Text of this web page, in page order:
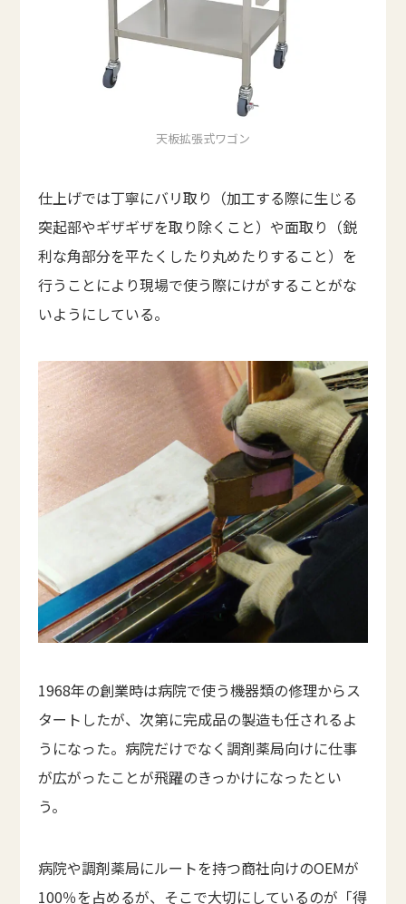
天板拡張式ワゴン
仕上げでは丁寧にバリ取り（加工する際に生じる
突起部やギザギザを取り除くこと）や面取り（鋭
利な角部分を平たくしたり丸めたりすること）を
行うことにより現場で使う際にけがすることがな
いようにしている。
1968年の創業時は病院で使う機器類の修理からス
タートしたが、次第に完成品の製造も任されるよ
うになった。病院だけでなく調剤薬局向けに仕事
が広がったことが飛躍のきっかけになったとい
う。
病院や調剤薬局にルートを持つ商社向けのOEMが
100％を占めるが、そこで大切にしているのが「得